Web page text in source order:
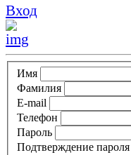
Вход
Имя
Фамилия
E-mail
Телефон
Пароль
Подтверждение пароля